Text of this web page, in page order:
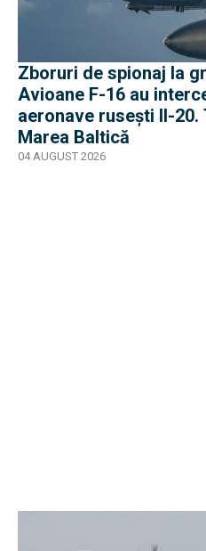
Zboruri de spionaj la
Avioane F-16 au
aeronave rusești Il-
Marea Baltică
04 AUGUST 2026